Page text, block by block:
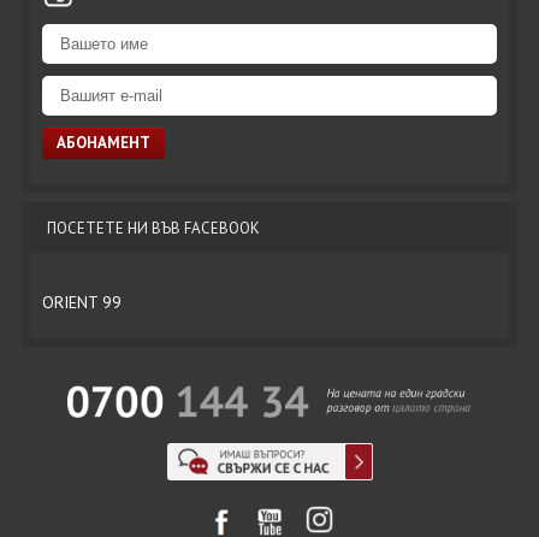
ПОСЕТЕТЕ НИ ВЪВ FACEBOOK
ORIENT 99